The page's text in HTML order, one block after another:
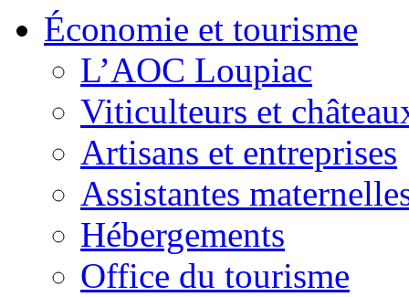
Économie et tourisme
L’AOC Loupiac
Viticulteurs et
Artisans et entreprises
Assistantes
Hébergements
Office du tourisme